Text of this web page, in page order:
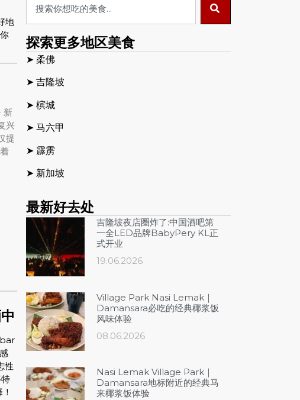
地
新
兴
提
性
探索更多地区美食
最新好去处
吉隆坡夜店圈炸了:中国酒吧第
一全LED品牌BabyPery KL正
式开业
19.06.2026
Village Park Nasi Lemak｜
Damansara必吃的经典椰浆饭
风味体验
08.06.2026
Nasi Lemak Village Park｜
Damansara地标附近的经典马
来椰浆饭体验
➤ 柔佛
➤ 吉隆坡
➤ 槟城
➤ 马六甲
➤ 霹雳
➤ 新加坡